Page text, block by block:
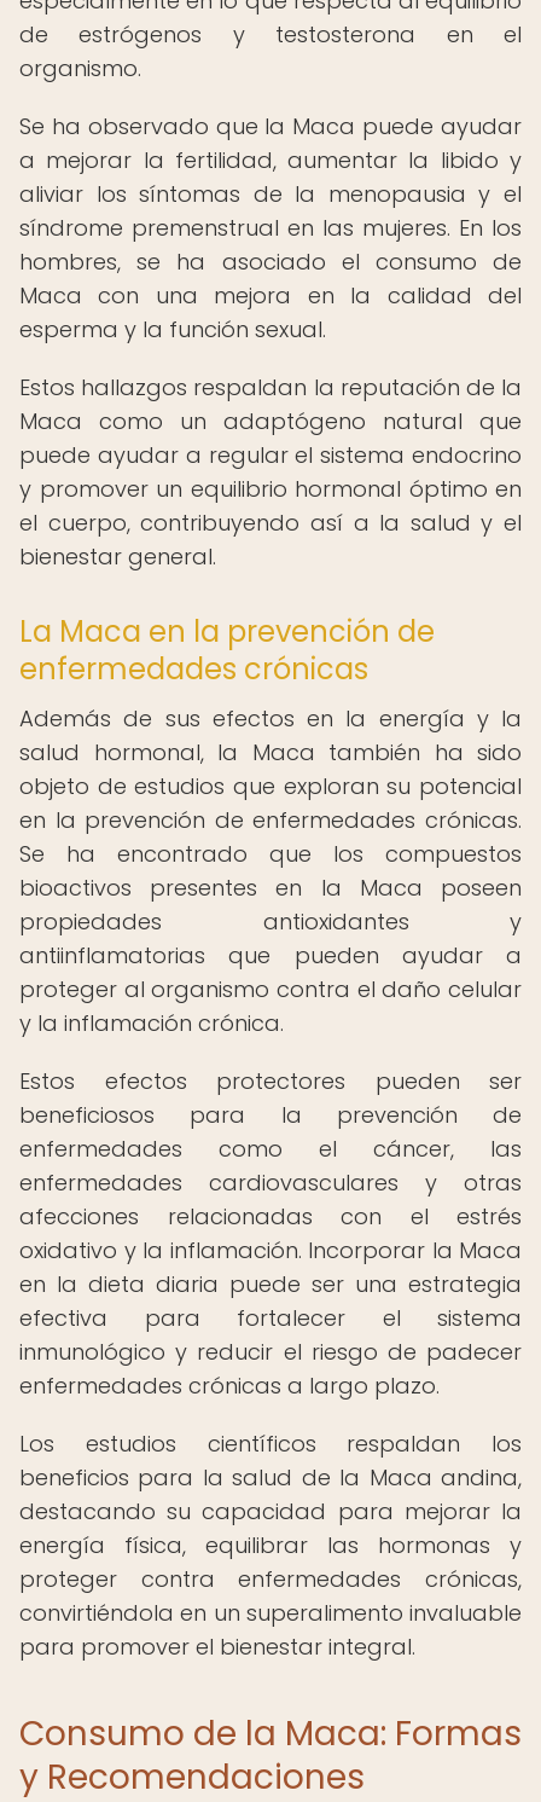
de estrógenos y testosterona en el
organismo.
Se ha observado que la Maca puede ayudar
a mejorar la fertilidad, aumentar la libido y
aliviar los síntomas de la menopausia y el
síndrome premenstrual en las mujeres. En los
hombres, se ha asociado el consumo de
Maca con una mejora en la calidad del
esperma y la función sexual.
Estos hallazgos respaldan la reputación de la
Maca como un adaptógeno natural que
puede ayudar a regular el sistema endocrino
y promover un equilibrio hormonal óptimo en
el cuerpo, contribuyendo así a la salud y el
bienestar general.
La Maca en la prevención de
enfermedades crónicas
Además de sus efectos en la energía y la
salud hormonal, la Maca también ha sido
objeto de estudios que exploran su potencial
en la prevención de enfermedades crónicas.
Se ha encontrado que los compuestos
bioactivos presentes en la Maca poseen
propiedades antioxidantes y
antiinflamatorias que pueden ayudar a
proteger al organismo contra el daño celular
y la inflamación crónica.
Estos efectos protectores pueden ser
beneficiosos para la prevención de
enfermedades como el cáncer, las
enfermedades cardiovasculares y otras
afecciones relacionadas con el estrés
oxidativo y la inflamación. Incorporar la Maca
en la dieta diaria puede ser una estrategia
efectiva para fortalecer el sistema
inmunológico y reducir el riesgo de padecer
enfermedades crónicas a largo plazo.
Los estudios científicos respaldan los
beneficios para la salud de la Maca andina,
destacando su capacidad para mejorar la
energía física, equilibrar las hormonas y
proteger contra enfermedades crónicas,
convirtiéndola en un superalimento invaluable
para promover el bienestar integral.
Consumo de la Maca: Formas
y Recomendaciones